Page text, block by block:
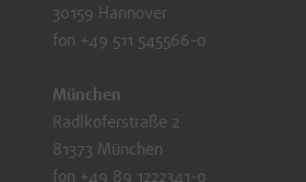
30159 Hannover
fon +49 511 545566-0
München
Radlkoferstraße 2
81373 München
fon +49 89 1222341-0